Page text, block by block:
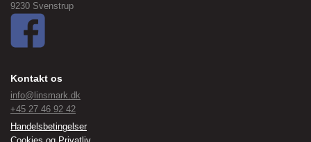
9230 Svenstrup
Kontakt os
info@linsmark.dk
+45 27 46 92 42
Handelsbetingelser